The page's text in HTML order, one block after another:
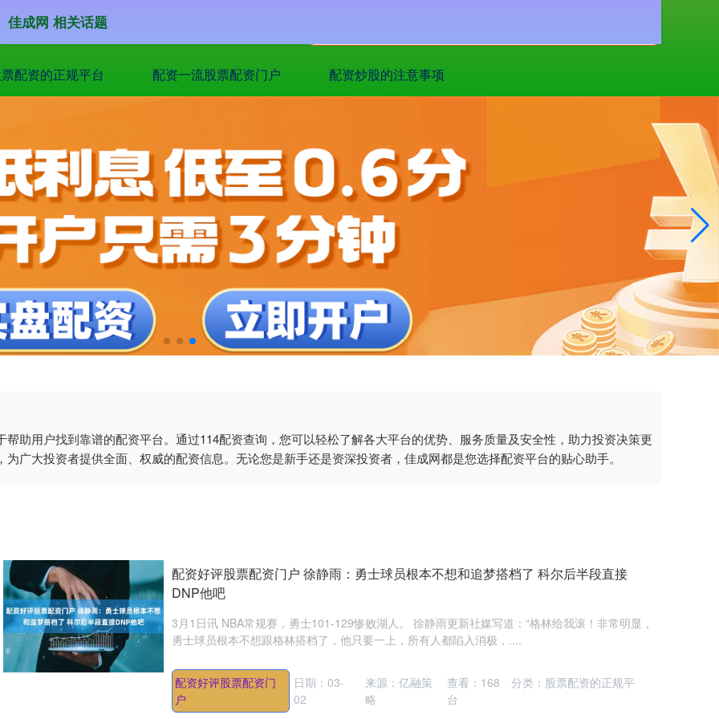
配资的正规平台 配资一流股票配资门户 配资炒股的注意事项
助用户找到靠谱的配资平台。通过114配资查询，您可以轻松了解各大平台的优势、服务质量及安全性，助力投资决策更
广大投资者提供全面、权威的配资信息。无论您是新手还是资深投资者，佳成网都是您选择配资平台的贴心助手。
佳成网 相关话题
配资好评股票配资门户 徐静雨：勇士球员根本不想和追梦搭档了 科尔后半段直接
DNP他吧
3月1日讯 NBA常规赛，勇士101-129惨败湖人。 徐静雨更新社媒写道：“格林给我滚！非常明显，
勇士球员根本不想跟格林搭档了，他只要一上，所有人都陷入消极，....
配资好评股票配资门
户
日期：03-
02
来源：亿融策
略
查看： 168 分类： 股票配资的正规平
台